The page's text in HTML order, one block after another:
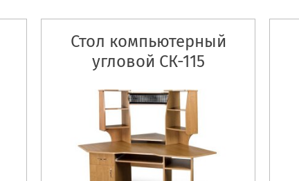
Стол компьютерный
угловой СК-115